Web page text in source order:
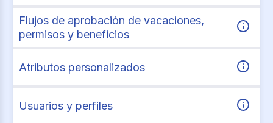
Flujos de aprobación de vacaciones,
permisos y beneficios
Atributos personalizados
Usuarios y perfiles